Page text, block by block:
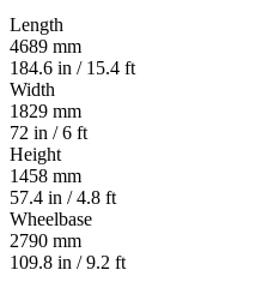
Length
4689 mm
184.6 in / 15.4 ft
Width
1829 mm
72 in / 6 ft
Height
1458 mm
57.4 in / 4.8 ft
Wheelbase
2790 mm
109.8 in / 9.2 ft